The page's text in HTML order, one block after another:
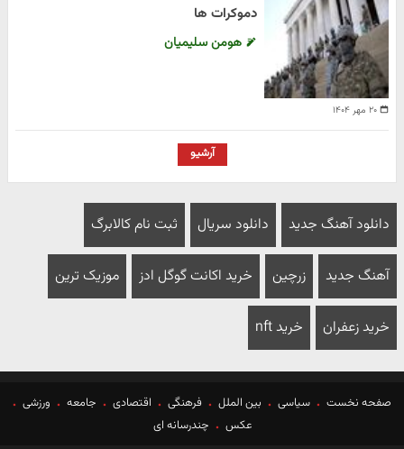
۲۰ مهر ۱۴۰۴
دموکرات ها
هومن سلیمیان
آرشیو
دانلود آهنگ جدید دانلود سریال ثبت نام کالابرگ
آهنگ جدید زرچین خرید اکانت گوگل ادز موزیک ترین
خرید زعفران خرید nft
صفحه نخست سیاسی بین الملل فرهنگی اقتصادی جامعه
ورزشی
عکس
چندرسانه ای